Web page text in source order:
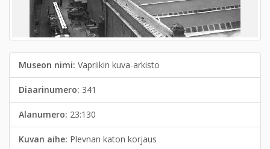
Museon nimi: Vapriikin kuva-arkisto
Diaarinumero: 341
Alanumero: 23:130
Kuvan aihe: Plevnan katon korjaus